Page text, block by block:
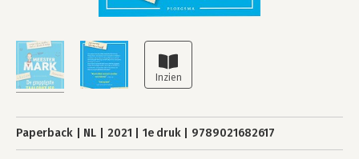
Paperback NL 2021 1e druk 9789021682617